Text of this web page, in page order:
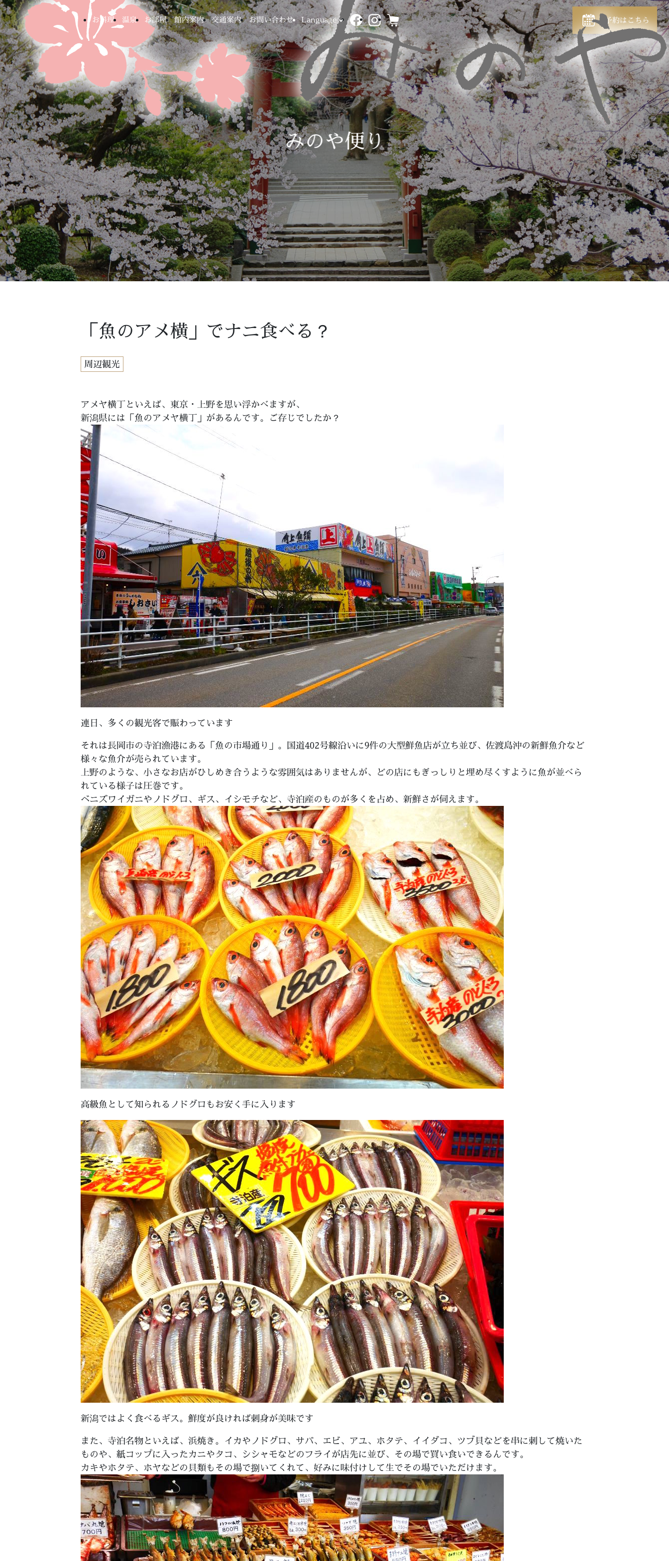
お料理 温泉 お部屋 館内案内 交通案内 お問い合わせ Language ご予約はこちら
みのや便り
「魚のアメ横」でナニ食べる？
周辺観光
アメヤ横丁といえば、東京・上野を思い浮かべますが、
新潟県には「魚のアメヤ横丁」があるんです。ご存じでしたか？
連日、多くの観光客で賑わっています
それは長岡市の寺泊漁港にある「魚の市場通り」。国道402号線沿いに9件の大型鮮魚店が立ち並び、佐渡島沖の新鮮魚介など
様々な魚介が売られています。
上野のような、小さなお店がひしめき合うような雰囲気はありませんが、どの店にもぎっしりと埋め尽くすように魚が並べら
れている様子は圧巻です。
ベニズワイガニやノドグロ、ギス、イシモチなど、寺泊産のものが多くを占め、新鮮さが伺えます。
高級魚として知られるノドグロもお安く手に入ります
新潟ではよく食べるギス。鮮度が良ければ刺身が美味です
また、寺泊名物といえば、浜焼き。イカやノドグロ、サバ、エビ、アユ、ホタテ、イイダコ、ツブ貝などを串に刺して焼いた
ものや、紙コップに入ったカニやタコ、シシャモなどのフライが店先に並び、その場で買い食いできるんです。
カキやホタテ、ホヤなどの貝類もその場で捌いてくれて、好みに味付けして生でその場でいただけます。